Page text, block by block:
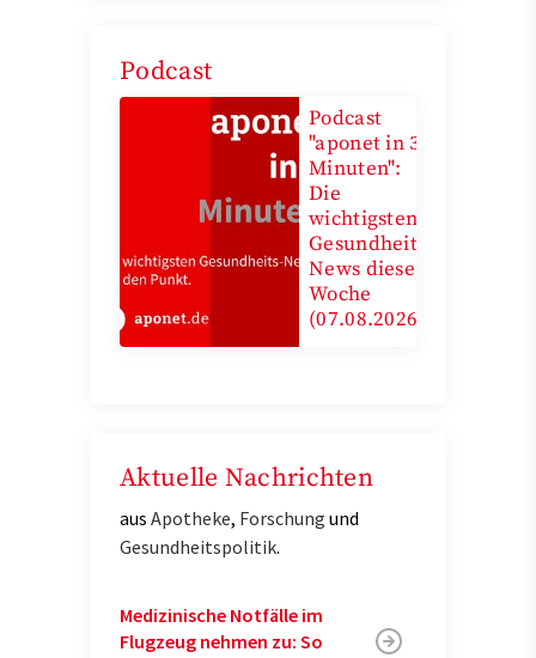
Podcast
Podcast
"aponet in 3
Minuten":
Die
wichtigsten
Gesundheits-
News diese
Woche
(07.08.2026)
Aktuelle Nachrichten
aus Apotheke, Forschung und
Gesundheitspolitik.
Medizinische Notfälle im
Flugzeug nehmen zu: So